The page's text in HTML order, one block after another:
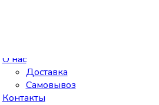
О нас
Доставка
Самовывоз
Контакты